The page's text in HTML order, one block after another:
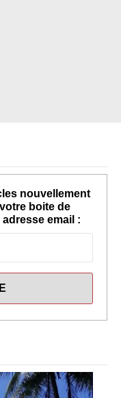
nouvellement
boite de
email :